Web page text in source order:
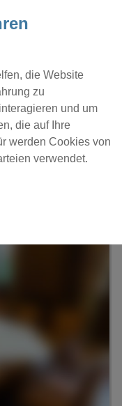
die Website
zu
und um
die auf Ihre
werden Cookies von
verwendet.
Profil